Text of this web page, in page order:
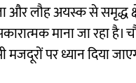
और लौह अयस्क से समृद्ध
माना जा रहा
पर ध्यान दिया